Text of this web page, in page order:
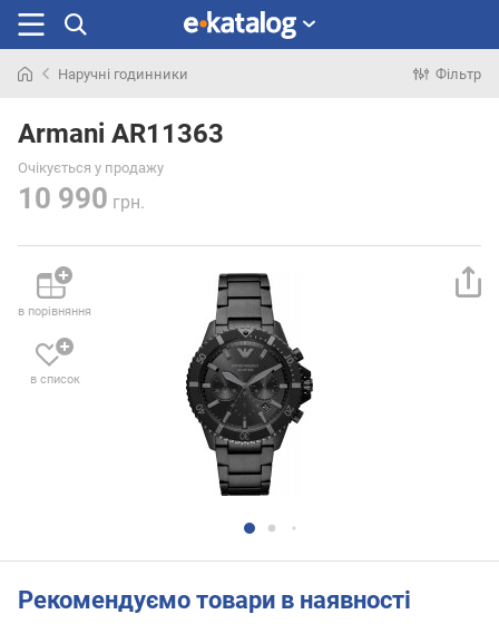
раніше
Наручні годинники Фільтр
Armani AR11363
Очікується у продажу
10 990 грн.
в порівняння
в список
Рекомендуємо товари в наявності